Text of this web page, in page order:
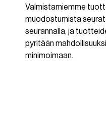
Valmistamiemme
muodostumista
seurannalla, ja
pyritään
minimoimaan.